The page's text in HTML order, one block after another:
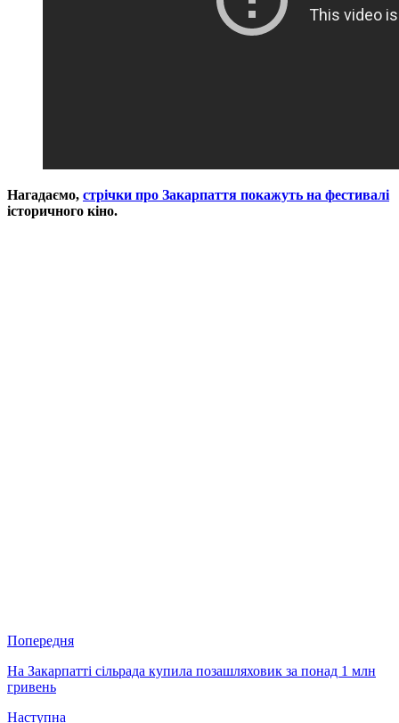
Нагадаємо, стрічки про Закарпаття покажуть на фестивалі
історичного кіно.
Попередня
На Закарпатті сільрада купила позашляховик за понад 1 млн
гривень
Наступна